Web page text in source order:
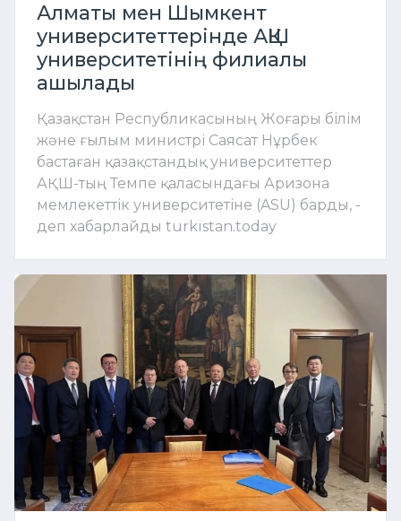
Алматы мен Шымкент
университеттерінде АҚШ
университетінің филиалы
ашылады
Қазақстан Республикасының Жоғары білім
және ғылым министрі Саясат Нұрбек
бастаған қазақстандық университеттер
АҚШ-тың Темпе қаласындағы Аризона
мемлекеттік университетіне (ASU) барды, -
деп хабарлайды turkistan.today